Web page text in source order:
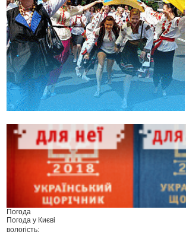
Погода
Погода у Києві
вологість: